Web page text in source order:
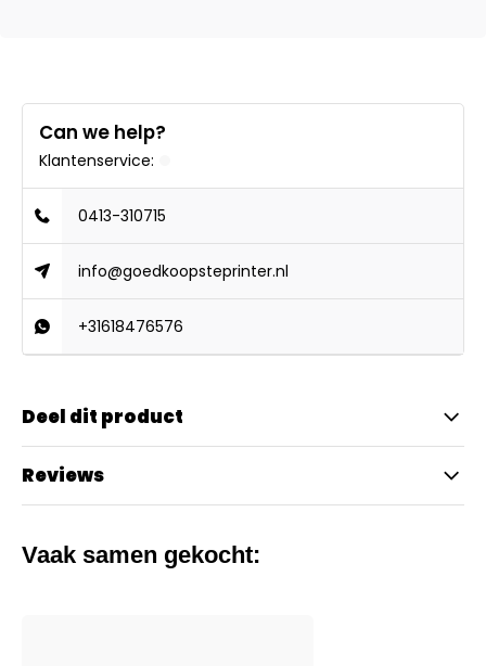
Can we help?
Klantenservice:
0413-310715
info@goedkoopsteprinter.nl
+31618476576
Deel dit product
Reviews
Vaak samen gekocht: